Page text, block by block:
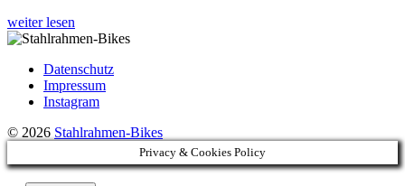
weiter lesen
Datenschutz
Impressum
Instagram
© 2026 Stahlrahmen-Bikes
Privacy & Cookies Policy